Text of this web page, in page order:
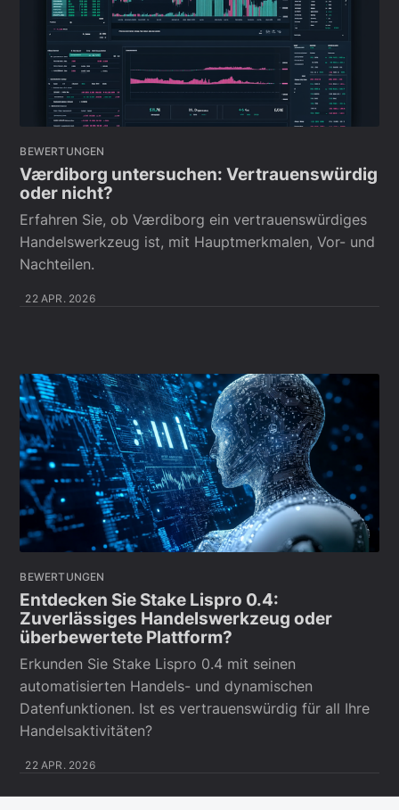
BEWERTUNGEN
Værdiborg untersuchen: Vertrauenswürdig
oder nicht?
Erfahren Sie, ob Værdiborg ein vertrauenswürdiges
Handelswerkzeug ist, mit Hauptmerkmalen, Vor- und
Nachteilen.
22 APR. 2026
BEWERTUNGEN
Entdecken Sie Stake Lispro 0.4:
Zuverlässiges Handelswerkzeug oder
überbewertete Plattform?
Erkunden Sie Stake Lispro 0.4 mit seinen
automatisierten Handels- und dynamischen
Datenfunktionen. Ist es vertrauenswürdig für all Ihre
Handelsaktivitäten?
22 APR. 2026